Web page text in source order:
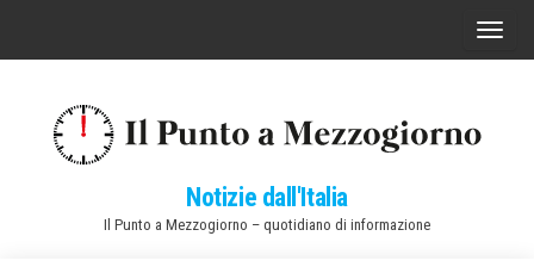
C
Notizie dall'Italia
Il Punto a Mezzogiorno – quotidiano di informazione